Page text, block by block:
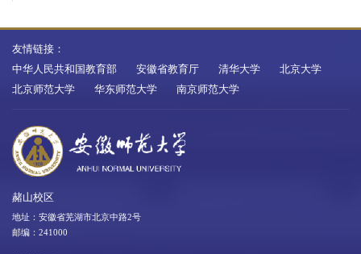
友情链接：
中华人民共和国教育部
安徽省教育厅 清华大学
北京大学
北京师范大学
华东师范大学 南京师范大学
赭山校区
地址：安徽省芜湖市北京中路2号
邮编：241000